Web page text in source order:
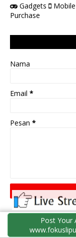
Gadgets Mobile
Purchase
Nama
Email *
Pesan *
Post Your